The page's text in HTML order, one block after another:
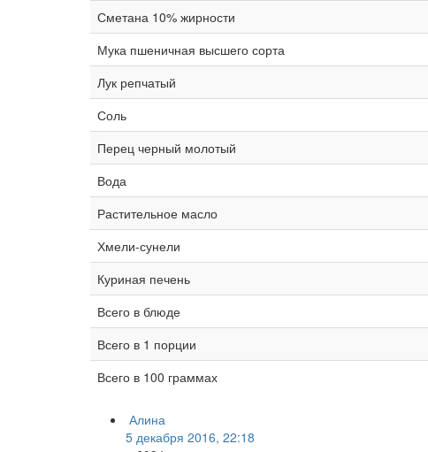
Сметана 10% жирности
Мука пшеничная высшего сорта
Лук репчатый
Соль
Перец черный молотый
Вода
Растительное масло
Хмели-сунели
Куриная печень
Всего в блюде
Всего в 1 порции
Всего в 100 граммах
Алина
5 декабря 2016, 22:18